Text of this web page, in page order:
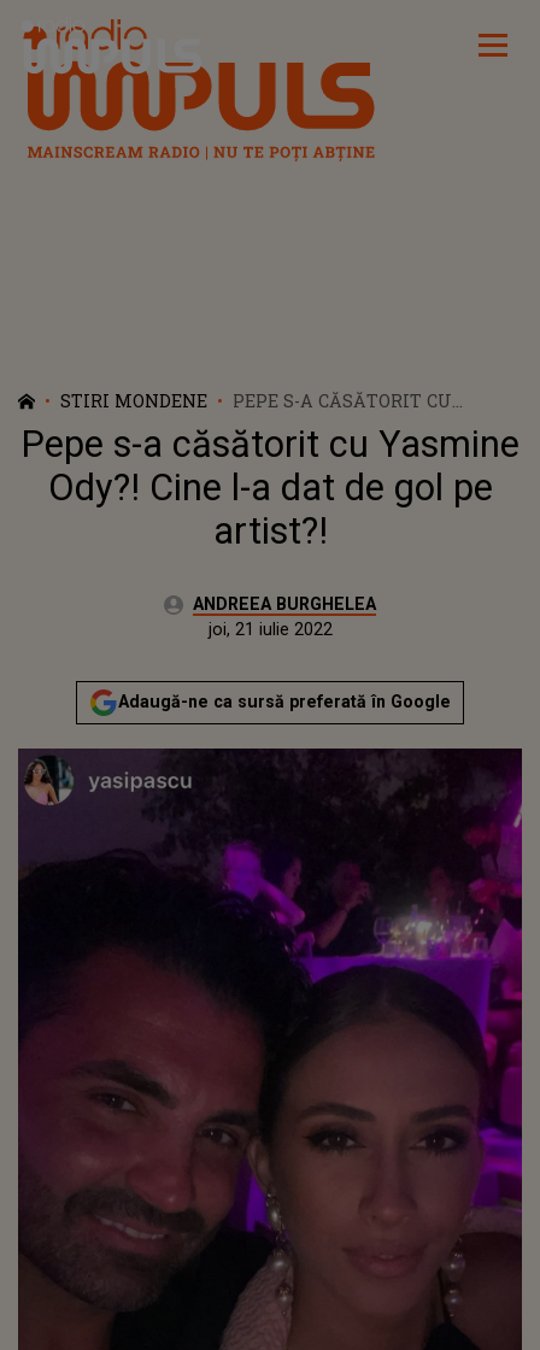
Radio Impuls
STIRI MONDENE
PEPE S-A CĂSĂTORIT CU
YASMINE ODY?! CINE L-A DAT DE
GOL PE ARTIST?!
Pepe s-a căsătorit cu Yasmine
Ody?! Cine l-a dat de gol pe
artist?!
Autor:ANDREEA BURGHELEA
Publicat:
joi, 21 iulie 2022
Adaugă-ne ca sursă preferată în Google